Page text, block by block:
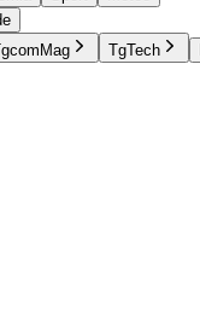
TgTech